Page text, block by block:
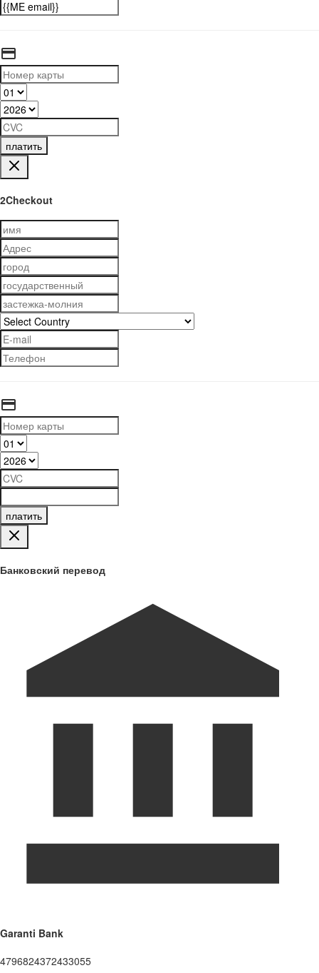
платить
2Checkout
платить
Банковский перевод
Garanti Bank
4796824372433055